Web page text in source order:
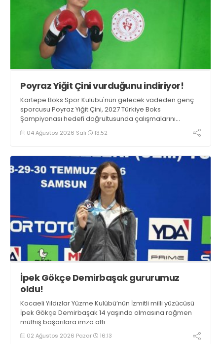
Poyraz Yiğit Çini vurduğunu indiriyor!
Kartepe Boks Spor Kulübü'nün gelecek vadeden genç
sporcusu Poyraz Yiğit Çini, 2027 Türkiye Boks
Şampiyonası hedefi doğrultusunda çalışmalarını
aralıksız sürdürüyor.
04 Ağustos 2026 Salı 13:52
İpek Gökçe Demirbaşak gururumuz
oldu!
Kocaeli Yıldızlar Yüzme Kulübü’nün İzmitli milli yüzücüsü
İpek Gökçe Demirbaşak 14 yaşında olmasına rağmen
müthiş başarılara imza attı.
02 Ağustos 2026 Pazar 16:13